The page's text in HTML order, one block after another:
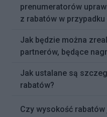
prenumeratorów
z rabatów w
Jak będzie można
partnerów, będące
Jak ustalane są
rabatów?
Czy wysokość rabatów